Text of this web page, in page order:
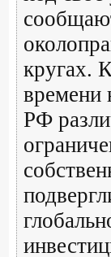
кругах.
времени
РФ